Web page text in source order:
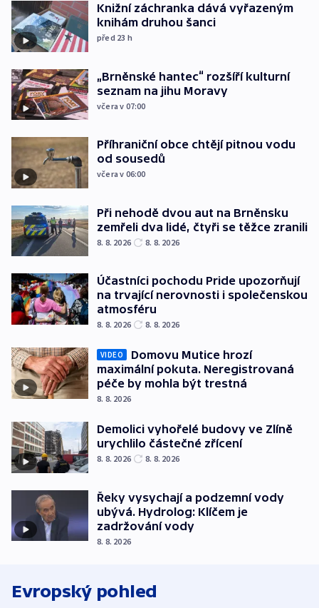
Knižní záchranka dává vyřazeným
knihám druhou šanci
před 23 h
„Brněnské hantec“ rozšíří kulturní
seznam na jihu Moravy
včera v 07:00
Příhraniční obce chtějí pitnou vodu
od sousedů
včera v 06:00
Při nehodě dvou aut na Brněnsku
zemřeli dva lidé, čtyři se těžce zranili
8. 8. 2026 8. 8. 2026
Účastníci pochodu Pride upozorňují
na trvající nerovnosti i společenskou
atmosféru
8. 8. 2026 8. 8. 2026
VIDEO
Domovu Mutice hrozí
maximální pokuta. Neregistrovaná
péče by mohla být trestná
8. 8. 2026
Demolici vyhořelé budovy ve Zlíně
urychlilo částečné zřícení
8. 8. 2026 8. 8. 2026
Řeky vysychají a podzemní vody
ubývá. Hydrolog: Klíčem je
zadržování vody
8. 8. 2026
Evropský pohled